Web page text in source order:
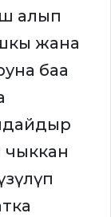
алып
жана
баа
чыккан